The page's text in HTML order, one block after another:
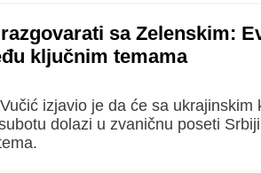
sa Zelenskim:
ključnim temama
izjavio je da će sa ukrajinskim
dolazi u zvaničnu poseti